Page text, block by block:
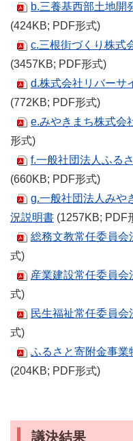
b.三養基西部土地開
(424KB; PDF形式)
c.三根街づくり株式
(3457KB; PDF形式)
d.株式会社リバーサ
(772KB; PDF形式)
e.みやきまち株式会
形式)
f.一般社団法人ふる
(660KB; PDF形式)
g.一般社団法人みや
況説明書 (1257KB; PDF
総務文教常任委員会
式)
産業建設常任委員会
式)
民生福祉常任委員
式)
ふるさと寄附金事業
(204KB; PDF形式)
議決結果